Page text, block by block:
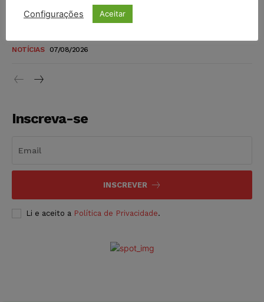
Justiça do Trabalho mantém justa causa de empregado que
NOTÍCIAS 07/08/2026
Inscreva-se
INSCREVER
Li e aceito a Política de Privacidade.
Configurações Aceitar